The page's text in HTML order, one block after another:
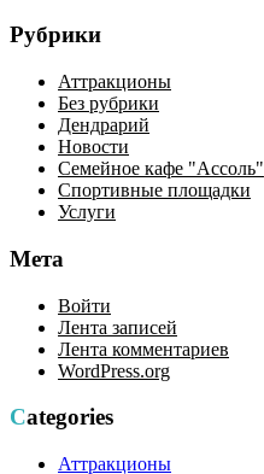
Рубрики
Аттракционы
Без рубрики
Дендрарий
Новости
Семейное кафе "Ассоль"
Спортивные площадки
Услуги
Мета
Войти
Лента записей
Лента комментариев
WordPress.org
Categories
Аттракционы